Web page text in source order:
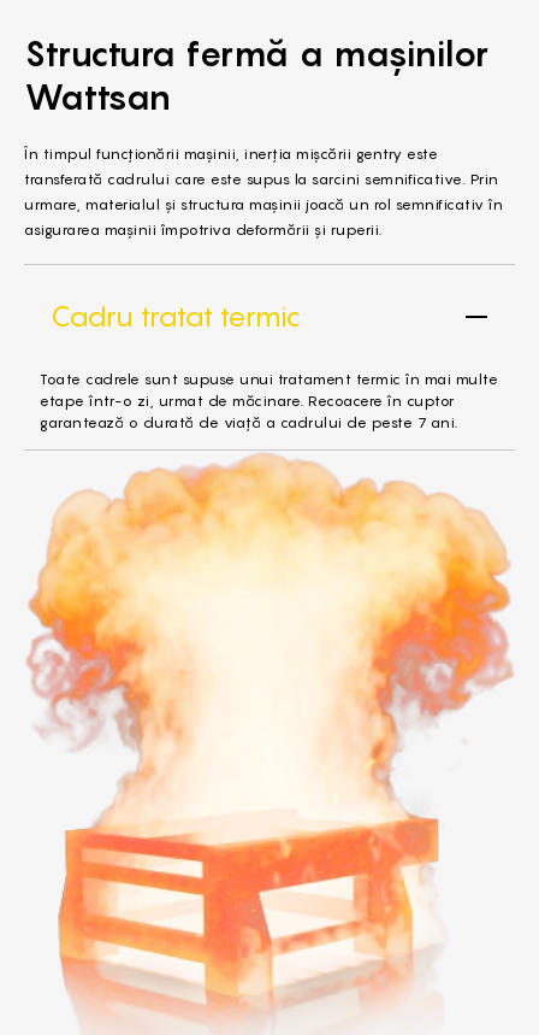
Structura fermă a mașinilor
Wattsan
În timpul funcționării mașinii, inerția mișcării gentry este
transferată cadrului care este supus la sarcini semnificative. Prin
urmare, materialul și structura mașinii joacă un rol semnificativ în
asigurarea mașinii împotriva deformării și ruperii.
Cadru tratat termic
Toate cadrele sunt supuse unui tratament termic în mai multe
etape într-o zi, urmat de măcinare. Recoacere în cuptor
garantează o durată de viață a cadrului de peste 7 ani.